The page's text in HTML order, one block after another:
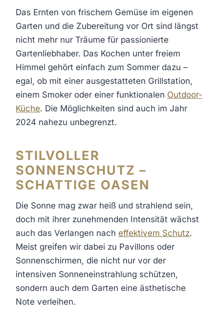
Das Ernten von frischem Gemüse im eigenen
Garten und die Zubereitung vor Ort sind längst
nicht mehr nur Träume für passionierte
Gartenliebhaber. Das Kochen unter freiem
Himmel gehört einfach zum Sommer dazu –
egal, ob mit einer ausgestatteten Grillstation,
einem Smoker oder einer funktionalen Outdoor-
Küche. Die Möglichkeiten sind auch im Jahr
2024 nahezu unbegrenzt.
STILVOLLER
SONNENSCHUTZ –
SCHATTIGE OASEN
Die Sonne mag zwar heiß und strahlend sein,
doch mit ihrer zunehmenden Intensität wächst
auch das Verlangen nach effektivem Schutz.
Meist greifen wir dabei zu Pavillons oder
Sonnenschirmen, die nicht nur vor der
intensiven Sonneneinstrahlung schützen,
sondern auch dem Garten eine ästhetische
Note verleihen.